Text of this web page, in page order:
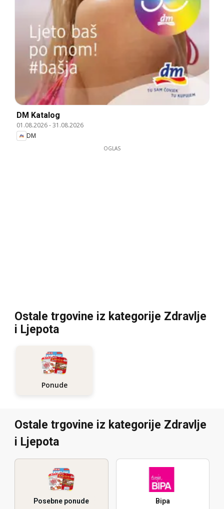
DM Katalog
01.08.2026-31.08.2026
DM
OGLAS
Ostale trgovine iz kategorije Zdravlje
i Ljepota
Ponude
Ostale trgovine iz kategorije Zdravlje
i Ljepota
Posebne ponude Bipa